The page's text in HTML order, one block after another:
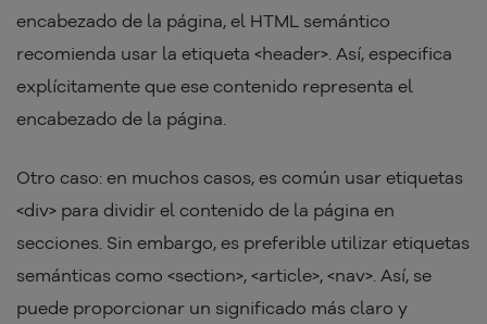
encabezado de la página, el HTML semántico
recomienda usar la etiqueta <header>. Así, especifica
explícitamente que ese contenido representa el
encabezado de la página.
Otro caso: en muchos casos, es común usar etiquetas
<div> para dividir el contenido de la página en
secciones. Sin embargo, es preferible utilizar etiquetas
semánticas como <section>, <article>, <nav>. Así, se
puede proporcionar un significado más claro y